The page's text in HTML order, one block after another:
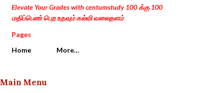
Elevate Your Grades with centumstudy 100 க்கு 100
மதிப்பெண் பெற உதவும் கல்வி வலைதளம்
Pages
Home
More…
Main Menu